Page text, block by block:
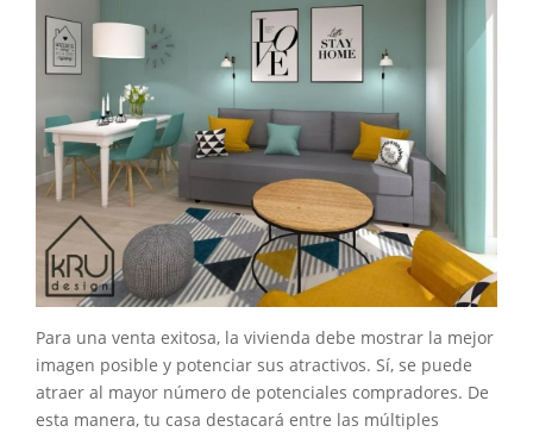
Para una venta exitosa, la vivienda debe mostrar la mejor
imagen posible y potenciar sus atractivos. Sí, se puede
atraer al mayor número de potenciales compradores. De
esta manera, tu casa destacará entre las múltiples